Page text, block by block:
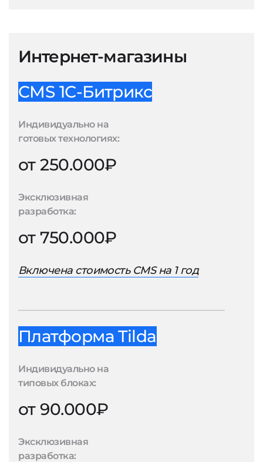
Интернет-магазины
CMS 1С-Битрикс
Индивидуально на
готовых технологиях:
от 250.000₽
Эксклюзивная
разработка:
от 750.000₽
Включена стоимость CMS на 1 год
Платформа Tilda
Индивидуально на
типовых блоках:
от 90.000₽
Эксклюзивная
разработка: